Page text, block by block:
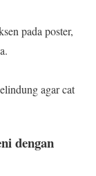
pada poster,
agar cat
dengan